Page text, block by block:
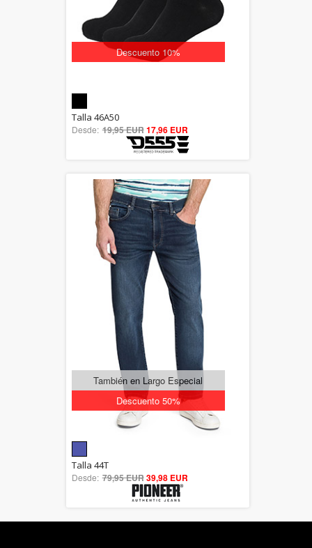
Descuento 10%
out of 5
Talla 46A50
Desde: 19,95 EUR17,96 EUR
Descuento 50%
También en Largo Especial
out of 5
Talla 44T
Desde: 79,95 EUR39,98 EUR